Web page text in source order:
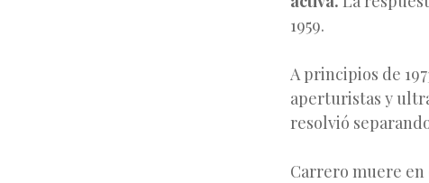
1959.
A principios de
aperturistas y
resolvió
Carrero muere en